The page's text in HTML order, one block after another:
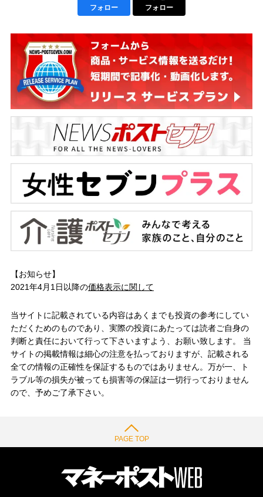
フォロー フォロー
【お知らせ】
2021年4月1日以降の価格表示に関して
当サイトに記載されている内容はあくまでも投資の参考にしてい
ただくためのものであり、実際の投資にあたっては読者ご自身の
判断と責任において行って下さいますよう、お願い致します。 当
サイトの掲載情報は細心の注意を払っておりますが、記載される
全ての情報の正確性を保証するものではありません。万が一、ト
ラブル等の損失が被っても損害等の保証は一切行っておりません
ので、予めご了承下さい。
PAGE TOP